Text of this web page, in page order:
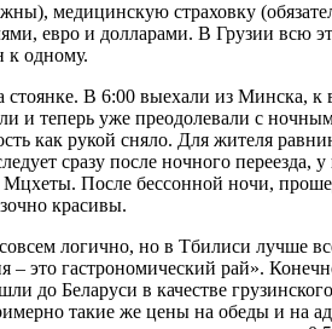
медицинскую страховку
евро и долларами. В Грузии
к одному.
В 6:00 выехали из Минска, к
и теперь уже преодолевали с
как рукой сняло. Для жителя
сразу после ночного
После бессонной ночи,
красивы.
логично, но в Тбилиси лучше
это гастрономический рай».
до Беларуси в качестве
такие же цены на обеды и на